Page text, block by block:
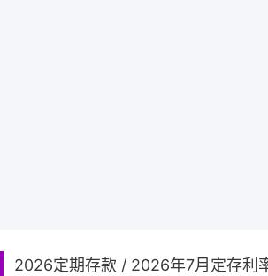
2026定期存款 / 2026年7月定存利